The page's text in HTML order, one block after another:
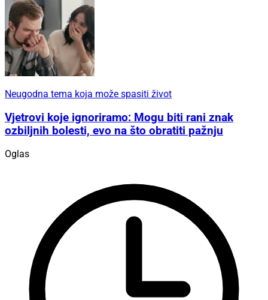
Neugodna tema koja može spasiti život
Vjetrovi koje ignoriramo: Mogu biti rani znak
ozbiljnih bolesti, evo na što obratiti pažnju
Oglas